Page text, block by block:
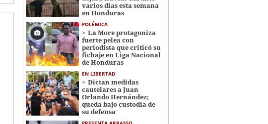
varios días esta semana
en Honduras
POLÉMICA
La More protagoniza
fuerte pelea con
periodista que criticó su
fichaje en Liga Nacional
de Honduras
EN LIBERTAD
Dictan medidas
cautelares a Juan
Orlando Hernández;
queda bajo custodia de
su defensa